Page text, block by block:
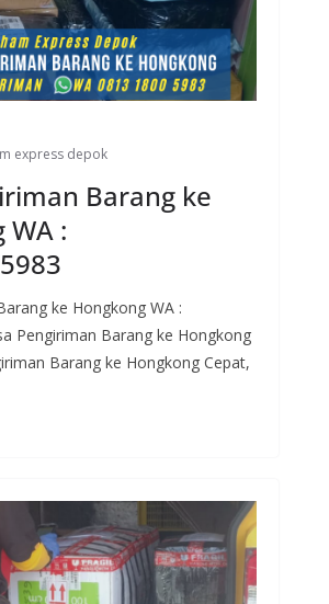
express depok
Barang ke
WA :
ke Hongkong WA :
Pengiriman Barang ke Hongkong
Barang ke Hongkong Cepat,